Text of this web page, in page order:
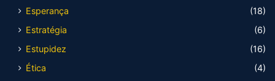
Esperança
(18)
Estratégia
(6)
Estupidez
(16)
Ética
(4)